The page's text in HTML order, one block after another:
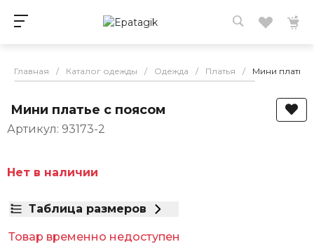
Главная / Каталог одежды / Одежда / Платья / Мини платье
Мини платье с поясом
Артикул: 93173-2
Нет в наличии
Таблица размеров
Товар временно недоступен